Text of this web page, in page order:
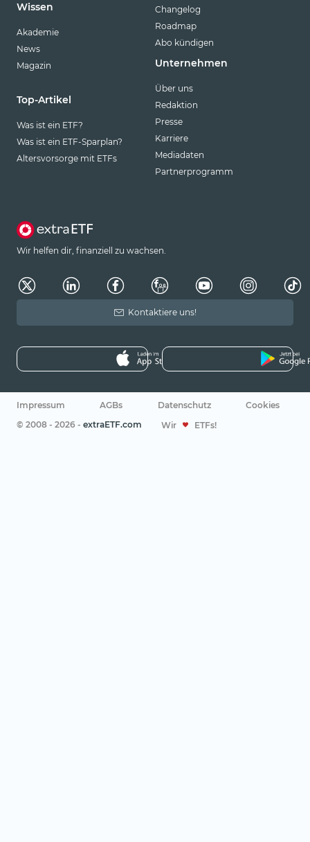
Wissen
Akademie
News
Magazin
Top-Artikel
Was ist ein ETF?
Was ist ein ETF-Sparplan?
Altersvorsorge mit ETFs
Changelog
Roadmap
Abo kündigen
Unternehmen
Über uns
Redaktion
Presse
Karriere
Mediadaten
Partnerprogramm
Wir helfen dir, finanziell zu wachsen.
Kontaktiere uns!
Impressum AGBs Datenschutz
Cookies
© 2008 - 2026 - extraETF.com Wir ETFs!